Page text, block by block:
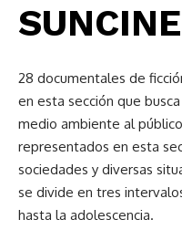
28 documentales de
en esta sección que
medio ambiente al
representados en esta
sociedades y diversas
se divide en tres
hasta la adolescencia.